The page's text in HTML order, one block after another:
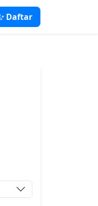
Daftar